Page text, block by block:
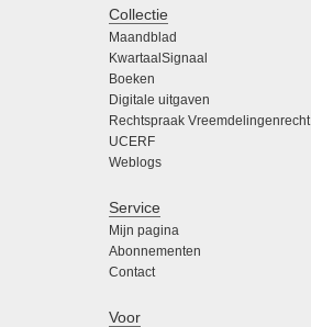
Collectie
Maandblad
KwartaalSignaal
Boeken
Digitale uitgaven
Rechtspraak Vreemdelingenrecht
UCERF
Weblogs
Service
Mijn pagina
Abonnementen
Contact
Voor